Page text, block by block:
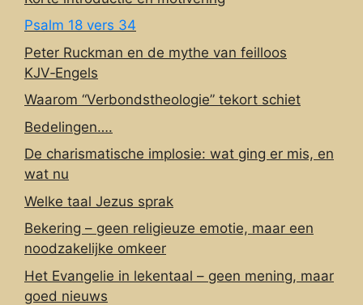
Psalm 18 vers 34
Peter Ruckman en de mythe van feilloos
KJV‑Engels
Waarom “Verbondstheologie” tekort schiet
Bedelingen….
De charismatische implosie: wat ging er mis, en
wat nu
Welke taal Jezus sprak
Bekering – geen religieuze emotie, maar een
noodzakelijke omkeer
Het Evangelie in lekentaal – geen mening, maar
goed nieuws